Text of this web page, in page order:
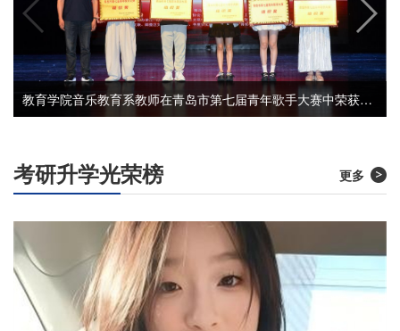
教育学院音乐教育系教师在青岛市第七届青年歌手大赛中荣获佳绩
考研升学光荣榜 更多